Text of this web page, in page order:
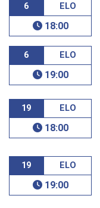
6 ELO
18:00
6 ELO
19:00
19 ELO
18:00
19 ELO
19:00